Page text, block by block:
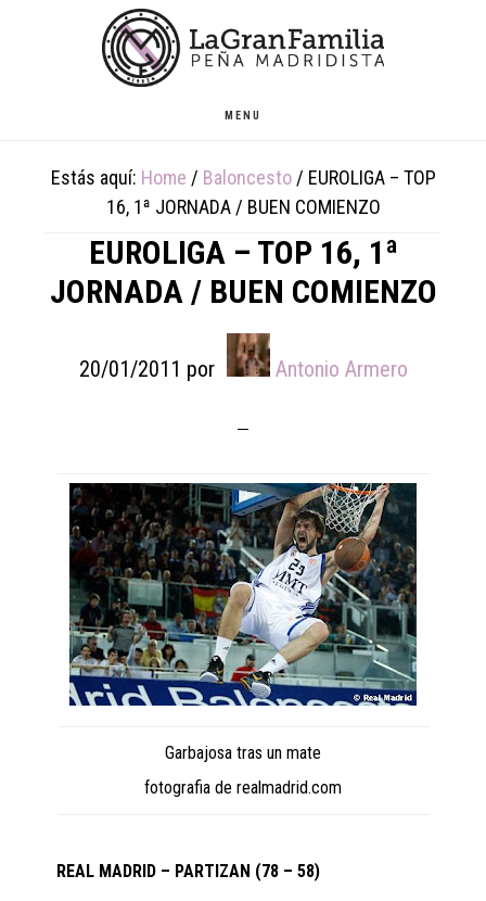
MENU
Estás aquí: Home / Baloncesto / EUROLIGA – TOP
16, 1ª JORNADA / BUEN COMIENZO
EUROLIGA – TOP 16, 1ª
JORNADA / BUEN COMIENZO
20/01/2011 por Antonio Armero
Garbajosa tras un mate
fotografia de realmadrid.com
REAL MADRID – PARTIZAN (78 – 58)